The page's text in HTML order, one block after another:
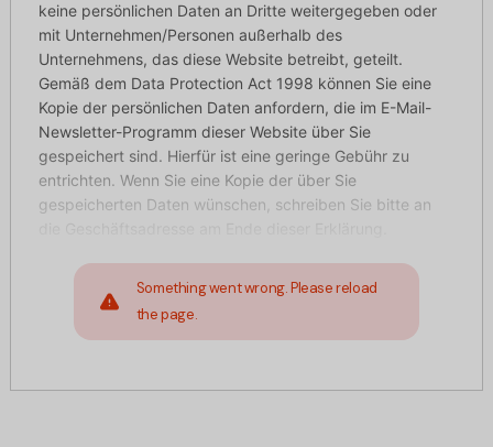
keine persönlichen Daten an Dritte weitergegeben oder
mit Unternehmen/Personen außerhalb des
Unternehmens, das diese Website betreibt, geteilt.
Gemäß dem Data Protection Act 1998 können Sie eine
Kopie der persönlichen Daten anfordern, die im E-Mail-
Newsletter-Programm dieser Website über Sie
gespeichert sind. Hierfür ist eine geringe Gebühr zu
entrichten. Wenn Sie eine Kopie der über Sie
gespeicherten Daten wünschen, schreiben Sie bitte an
Something went wrong. Please reload
the page.